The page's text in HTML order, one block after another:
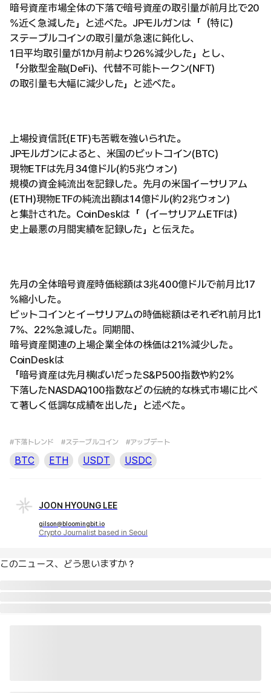
暗号資産市場全体の下落で暗号資産の取引量が前月比で20
%近く急減した」と述べた。JPモルガンは「（特に）
ステーブルコインの取引量が急速に鈍化し、
1日平均取引量が1か月前より26%減少した」とし、
「分散型金融(DeFi)、代替不可能トークン(NFT)
の取引量も大幅に減少した」と述べた。
上場投資信託(ETF)も苦戦を強いられた。
JPモルガンによると、米国のビットコイン(BTC)
現物ETFは先月34億ドル(約5兆ウォン)
規模の資金純流出を記録した。先月の米国イーサリアム
(ETH)現物ETFの純流出額は14億ドル(約2兆ウォン)
と集計された。CoinDeskは「（イーサリアムETFは）
史上最悪の月間実績を記録した」と伝えた。
先月の全体暗号資産時価総額は3兆400億ドルで前月比17
%縮小した。
ビットコインとイーサリアムの時価総額はそれぞれ前月比1
7%、22%急減した。同期間、
暗号資産関連の上場企業全体の株価は21%減少した。
CoinDeskは
「暗号資産は先月横ばいだったS&P500指数や約2%
下落したNASDAQ100指数などの伝統的な株式市場に比べ
て著しく低調な成績を出した」と述べた。
#下落トレンド #ステーブルコイン #アップデート
BTC ETH USDT USDC
JOON HYOUNG LEE
gilson@bloomingbit.io
Crypto Journalist based in Seoul
このニュース、どう思いますか？